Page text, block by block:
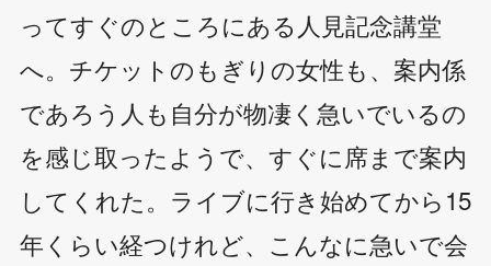
ってすぐのところにある人見記念講堂
へ。チケットのもぎりの女性も、案内係
であろう人も自分が物凄く急いでいるの
を感じ取ったようで、すぐに席まで案内
してくれた。ライブに行き始めてから15
年くらい経つけれど、こんなに急いで会